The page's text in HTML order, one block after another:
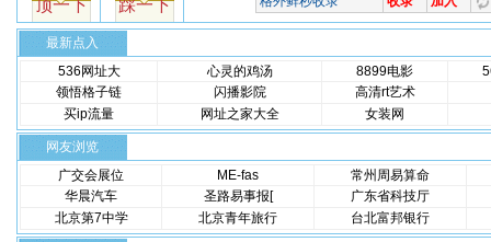
最新点入
536网址大
心灵的鸡汤 8899电影
领悟格子链
闪播影院
高清rt艺术
买ip流量
网址之家大全 女装网
网友浏览
广交会展位
ME-fas
常州周易算命
华晨汽车
圣路易事报[
广东省科技厅
北京第7中学
北京青年旅行 台北富邦银行